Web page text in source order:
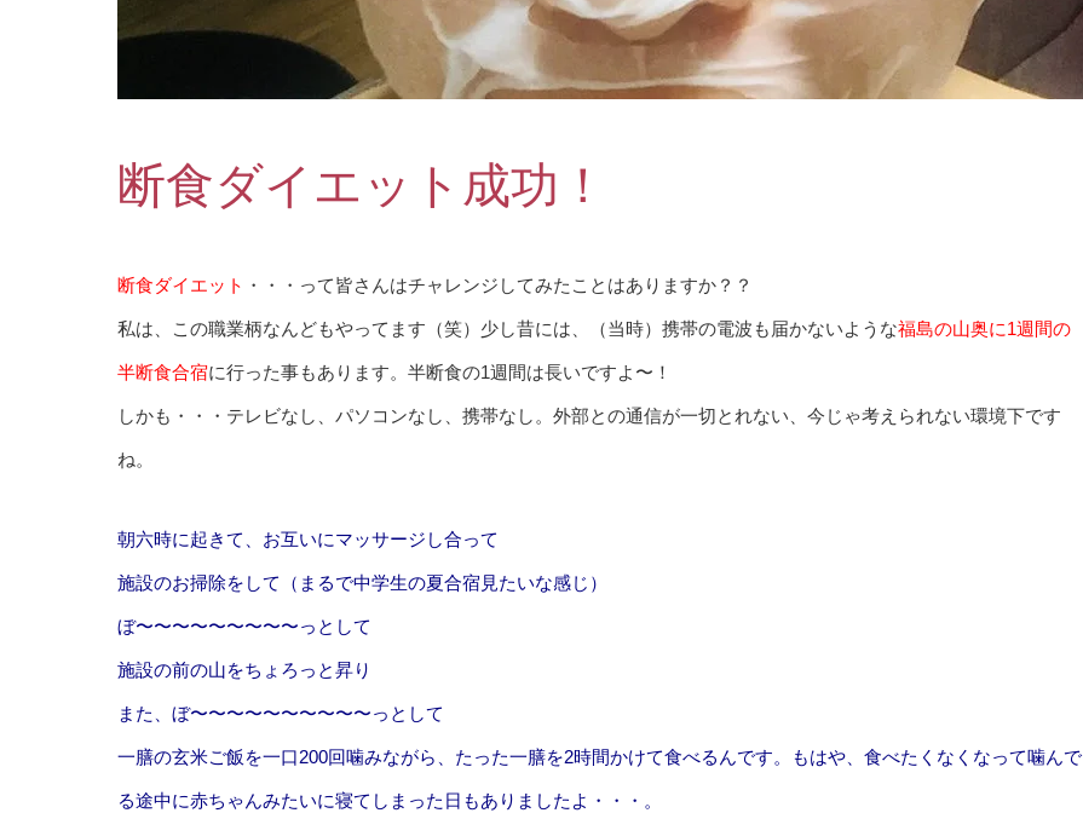
断食ダイエット成功！
断食ダイエット ・・・って皆さんはチャレンジしてみたことはありますか？？
私は、この職業柄なんどもやってます（笑）少し昔には、（当時）携帯の電波も届かないような福島の山奥に1週間の
半断食合宿に行った事もあります。半断食の1週間は長いですよ〜！
しかも・・・テレビなし、パソコンなし、携帯なし。外部との通信が一切とれない、今じゃ考えられない環境下です
ね。
朝六時に起きて、お互いにマッサージし合って
施設のお掃除をして（まるで中学生の夏合宿見たいな感じ）
ぼ〜〜〜〜〜〜〜〜〜っとして
施設の前の山をちょろっと昇り
また、ぼ〜〜〜〜〜〜〜〜〜〜っとして
一膳の玄米ご飯を一口200回噛みながら、たった一膳を2時間かけて食べるんです。もはや、食べたくなくなって噛んで
る途中に赤ちゃんみたいに寝てしまった日もありましたよ・・・。